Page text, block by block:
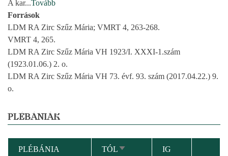
A kar...Tovább
Források
LDM RA Zirc Szűz Mária; VMRT 4, 263-268.
VMRT 4, 265.
LDM RA Zirc Szűz Mária VH 1923/I. XXXI-1.szám
(1923.01.06.) 2. o.
LDM RA Zirc Szűz Mária VH 73. évf. 93. szám (2017.04.22.) 9.
o.
PLÉBÁNIÁK
PLÉBÁNIA TÓLNÖVEKVŐ IG